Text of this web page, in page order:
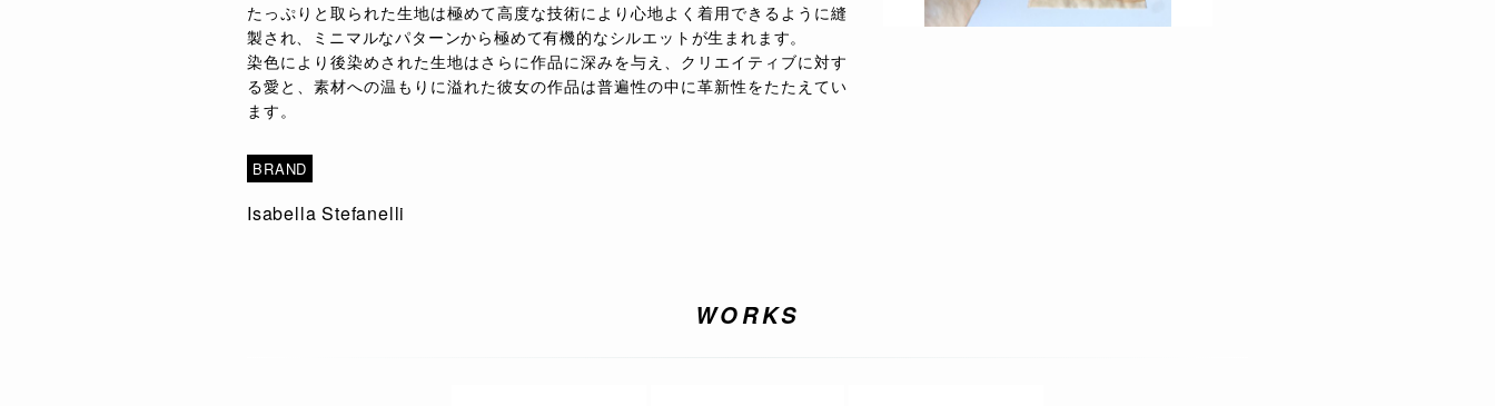
たっぷりと取られた生地は極めて高度な技術により心地よく着用できるように縫
製され、ミニマルなパターンから極めて有機的なシルエットが生まれます。
染色により後染めされた生地はさらに作品に深みを与え、クリエイティブに対す
る愛と、素材への温もりに溢れた彼女の作品は普遍性の中に革新性をたたえてい
ます。
BRAND
Isabella Stefanelli
WORKS